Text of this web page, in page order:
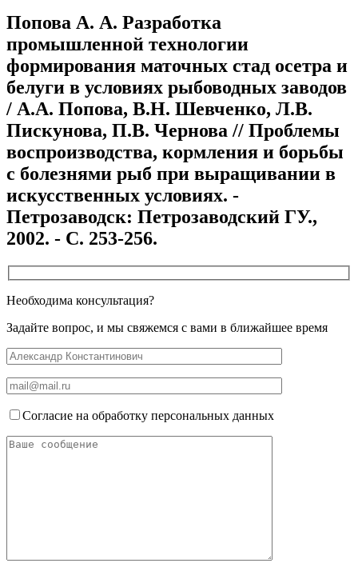
Попова А. А. Разработка
промышленной технологии
формирования маточных стад осетра и
белуги в условиях рыбоводных заводов
/ А.А. Попова, В.Н. Шевченко, Л.В.
Пискунова, П.В. Чернова // Проблемы
воспроизводства, кормления и борьбы
с болезнями рыб при выращивании в
искусственных условиях. -
Петрозаводск: Петрозаводский ГУ.,
2002. - С. 253-256.
Необходима консультация?
Задайте вопрос, и мы свяжемся с вами в ближайшее время
Согласие на обработку персональных данных